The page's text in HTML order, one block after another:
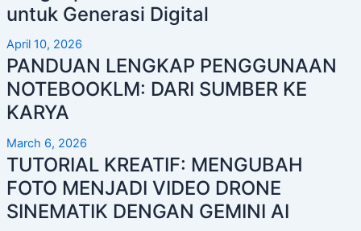
untuk Generasi Digital
April 10, 2026
PANDUAN LENGKAP PENGGUNAAN
NOTEBOOKLM: DARI SUMBER KE
KARYA
March 6, 2026
TUTORIAL KREATIF: MENGUBAH
FOTO MENJADI VIDEO DRONE
SINEMATIK DENGAN GEMINI AI